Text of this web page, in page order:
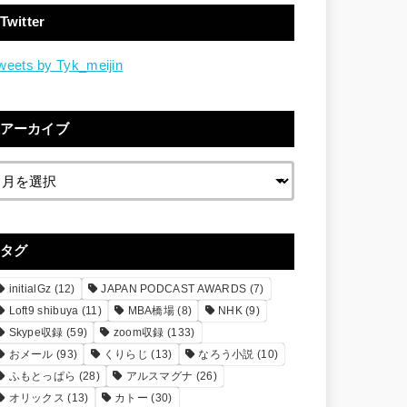
Twitter
by Tyk_meijin
アーカイブ
タグ
initialGz (12) JAPAN PODCAST AWARDS (7)
Loft9 shibuya (11) MBA橋場 (8) NHK (9)
Skype収録 (59) zoom収録 (133)
おメール (93) くりらじ (13) なろう小説 (10)
ふもとっぱら (28) アルスマグナ (26)
オリックス (13) カトー (30)